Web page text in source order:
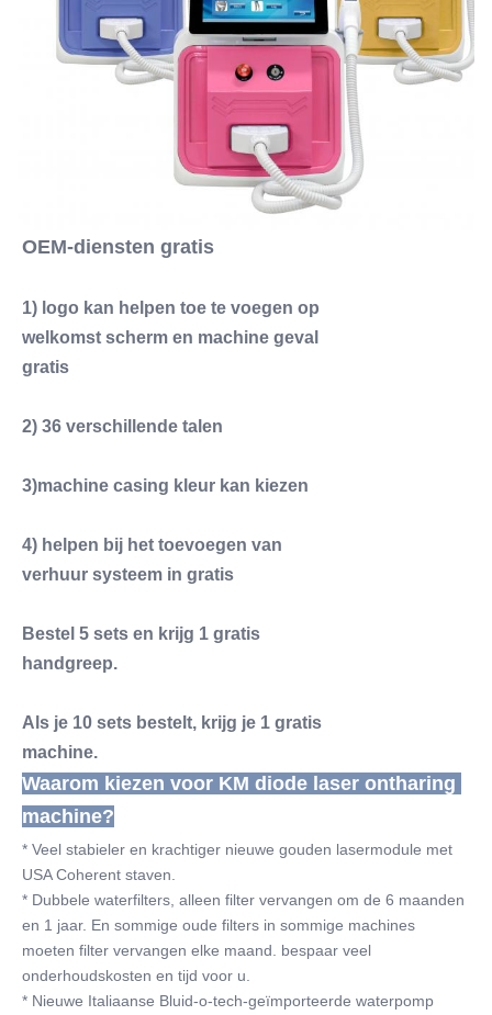
OEM-diensten gratis
1) logo kan helpen toe te voegen op
welkomst scherm en machine geval
gratis
2) 36 verschillende talen
3)machine casing kleur kan kiezen
4) helpen bij het toevoegen van
verhuur systeem in gratis
Bestel 5 sets en krijg 1 gratis
handgreep.
Als je 10 sets bestelt, krijg je 1 gratis
machine.
Waarom kiezen voor KM diode laser ontharing
machine?
* Veel stabieler en krachtiger nieuwe gouden lasermodule met
USA Coherent staven.
* Dubbele waterfilters, alleen filter vervangen om de 6 maanden
en 1 jaar. En sommige oude filters in sommige machines
moeten filter vervangen elke maand. bespaar veel
onderhoudskosten en tijd voor u.
* Nieuwe Italiaanse Bluid-o-tech-geïmporteerde waterpomp